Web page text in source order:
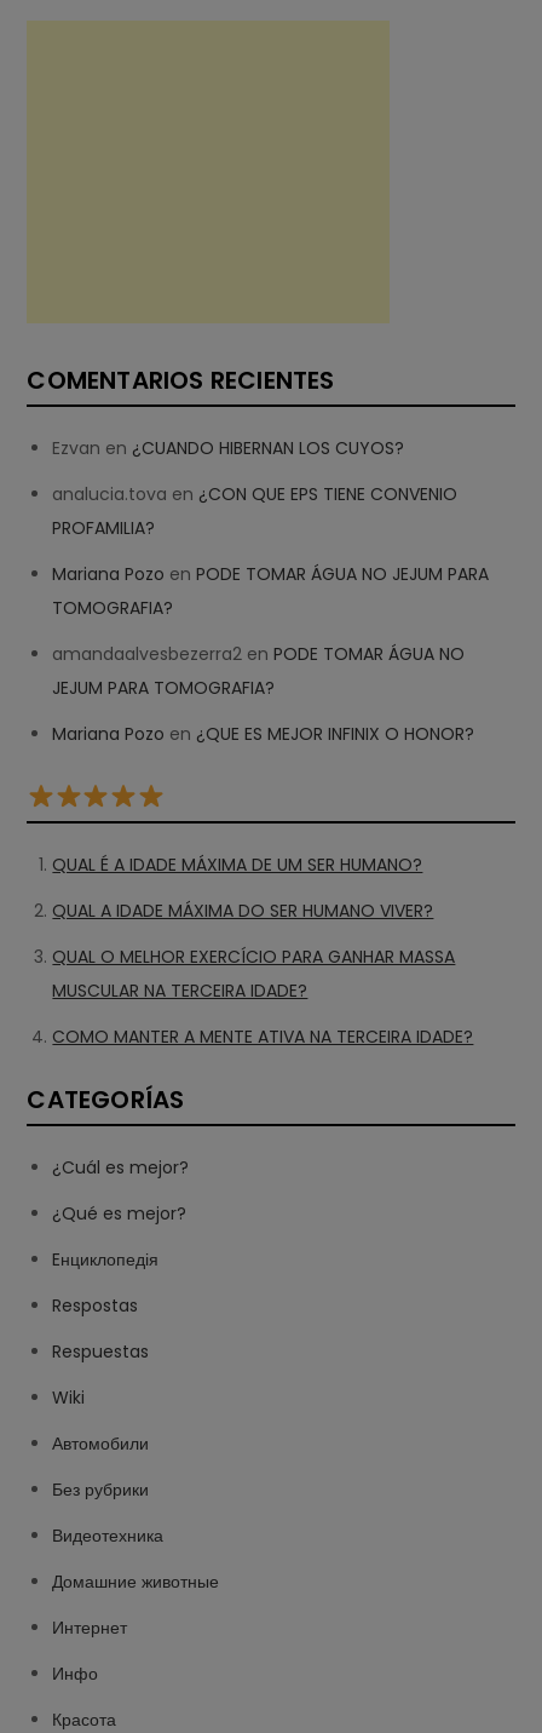
COMENTARIOS RECIENTES
Ezvan en ¿CUANDO HIBERNAN LOS CUYOS?
analucia.tova en ¿CON QUE EPS TIENE CONVENIO
PROFAMILIA?
Mariana Pozo enPODE TOMAR ÁGUA NO JEJUM PARA
TOMOGRAFIA?
amandaalvesbezerra2 enPODE TOMAR ÁGUA NO
JEJUM PARA TOMOGRAFIA?
Mariana Pozo en ¿QUE ES MEJOR INFINIX O HONOR?
QUAL É A IDADE MÁXIMA DE UM SER HUMANO?
QUAL A IDADE MÁXIMA DO SER HUMANO VIVER?
QUAL O MELHOR EXERCÍCIO PARA GANHAR MASSA
MUSCULAR NA TERCEIRA IDADE?
COMO MANTER A MENTE ATIVA NA TERCEIRA IDADE?
CATEGORÍAS
¿Cuál es mejor?
¿Qué es mejor?
Eнциклопедія
Respostas
Respuestas
Wiki
Автомобили
Без рубрики
Видеотехника
Домашние животные
Интернет
Инфо
Красота